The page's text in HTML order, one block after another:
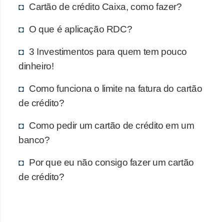
Cartão de crédito Caixa, como fazer?
O que é aplicação RDC?
3 Investimentos para quem tem pouco
dinheiro!
Como funciona o limite na fatura do cartão
de crédito?
Como pedir um cartão de crédito em um
banco?
Por que eu não consigo fazer um cartão
de crédito?